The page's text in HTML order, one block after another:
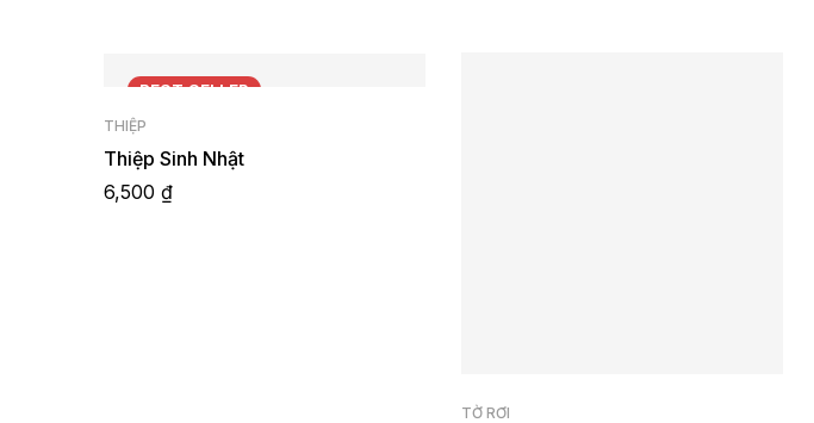
BESTSELLER
THIỆP
Thiệp Sinh Nhật
6,500 ₫
TỜ RƠI